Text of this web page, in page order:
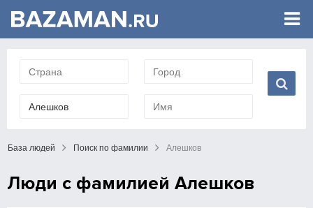
База людей Поиск по фамилии Алешков
Люди с фамилией Алешков